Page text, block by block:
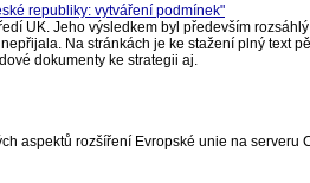
republiky: vytváření podmínek"
UK. Jeho výsledkem byl především
Na stránkách je ke stažení plný text
dokumenty ke strategii aj.
aspektů rozšíření Evropské unie na